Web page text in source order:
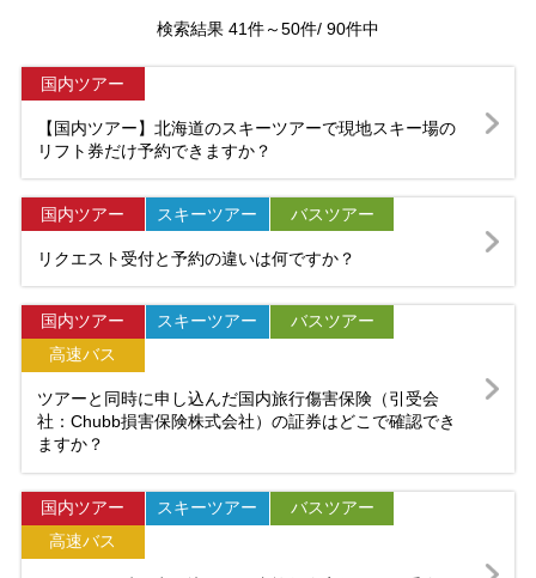
検索結果 41件～50件/ 90件中
国内ツアー
【国内ツアー】北海道のスキーツアーで現地スキー場の
リフト券だけ予約できますか？
国内ツアー スキーツアー バスツアー
リクエスト受付と予約の違いは何ですか？
国内ツアー スキーツアー
バスツアー
高速バス
ツアーと同時に申し込んだ国内旅行傷害保険（引受会
社：Chubb損害保険株式会社）の証券はどこで確認でき
ますか？
国内ツアー スキーツアー
バスツアー
高速バス